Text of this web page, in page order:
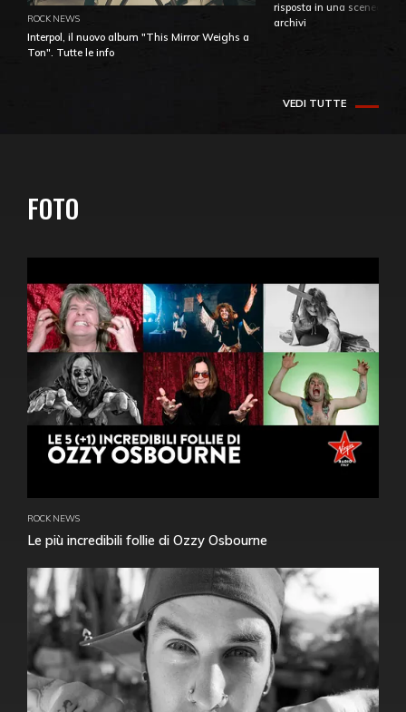
ROCK NEWS
Interpol, il nuovo album "This Mirror Weighs a
Ton". Tutte le info
risposta in una
archivi
VEDI TUTTE
FOTO
ROCK NEWS
Le più incredibili follie di Ozzy Osbourne